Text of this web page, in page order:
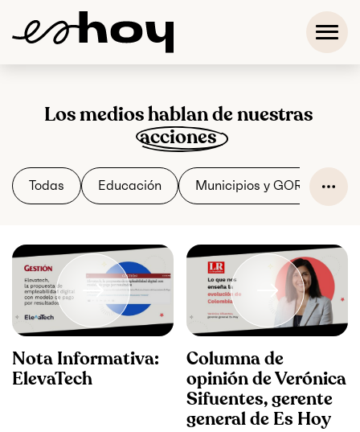
Los medios hablan de nuestras
acciones
Todas Educación Municipios y GOREs
Nota Informativa:
ElevaTech
Columna de
opinión de Verónica
Sifuentes, gerente
general de Es Hoy